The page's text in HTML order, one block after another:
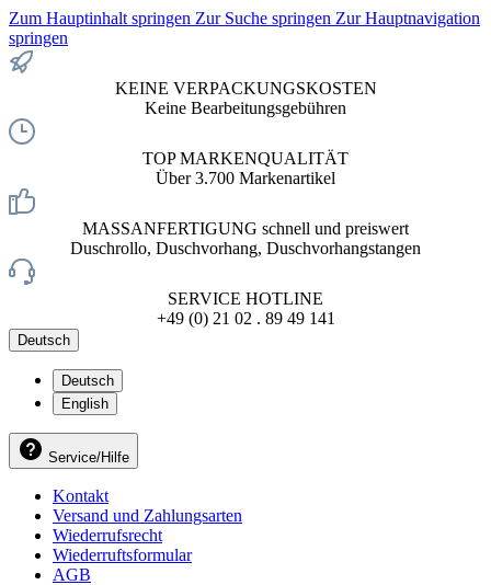
Zum Hauptinhalt springen Zur Suche springen Zur Hauptnavigation
springen
KEINE VERPACKUNGSKOSTEN
Keine Bearbeitungsgebühren
TOP MARKENQUALITÄT
Über 3.700 Markenartikel
MASSANFERTIGUNG schnell und preiswert
Duschrollo, Duschvorhang, Duschvorhangstangen
SERVICE HOTLINE
+49 (0) 21 02 . 89 49 141
Deutsch
Deutsch
English
Service/Hilfe
Kontakt
Versand und Zahlungsarten
Wiederrufsrecht
Wiederruftsformular
AGB